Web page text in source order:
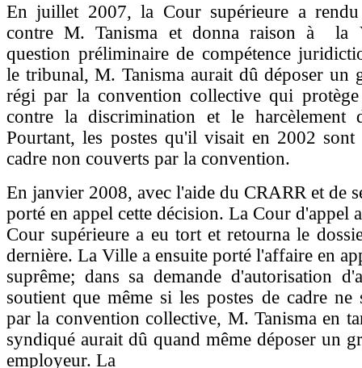
En juillet 2007, la Cour supérieure a
contre M. Tanisma et donna raison à la
question préliminaire de compétence
le tribunal, M. Tanisma aurait dû déposer un
régi par la convention collective qui protège
contre la discrimination et le harcèlement
Pourtant, les postes qu'il visait en 2002 sont
cadre non couverts par la convention.
En janvier 2008, avec l'aide du CRARR et de
porté en appel cette décision. La Cour d'appel
Cour supérieure a eu tort et retourna le
dernière. La Ville a ensuite porté l'affaire en
suprême; dans sa demande d'autorisation
soutient que même si les postes de cadre ne
par la convention collective, M. Tanisma en
syndiqué aurait dû quand même déposer un
employeur. La